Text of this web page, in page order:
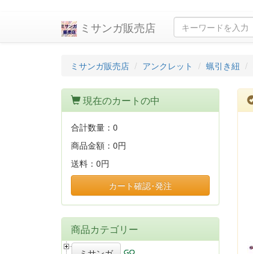
ミサンガ販売店
ミサンガ販売店 アンクレット 蝋引き紐
現在のカートの中
合計数量： 0
商品金額： 0円
送料： 0円
カート確認･発注
商品カテゴリー